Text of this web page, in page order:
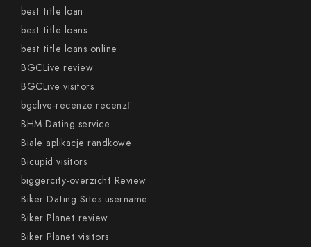
best title loan
best title loans
best title loans online
BGCLive review
BGCLive visitors
bgclive-recenze recenzГ­
BHM Dating service
Biale aplikacje randkowe
Bicupid visitors
biggercity-overzicht Review
Biker Dating Sites username
Biker Planet review
Biker Planet visitors